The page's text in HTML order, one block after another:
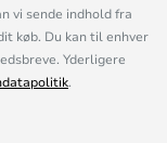
vi sende indhold fra
køb. Du kan til enhver
Yderligere
.